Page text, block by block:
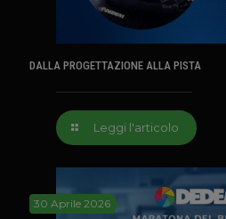
DALLA PROGETTAZIONE ALLA PISTA
Leggi l'articolo
30 Aprile 2026